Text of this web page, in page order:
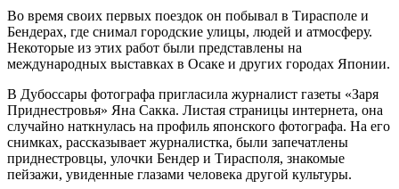
Во время своих первых поездок он побывал в Тирасполе и
Бендерах, где снимал городские улицы, людей и атмосферу.
Некоторые из этих работ были представлены на
международных выставках в Осаке и других городах Японии.
В Дубоссары фотографа пригласила журналист газеты «Заря
Приднестровья» Яна Сакка. Листая страницы интернета, она
случайно наткнулась на профиль японского фотографа. На его
снимках, рассказывает журналистка, были запечатлены
приднестровцы, улочки Бендер и Тирасполя, знакомые
пейзажи, увиденные глазами человека другой культуры.